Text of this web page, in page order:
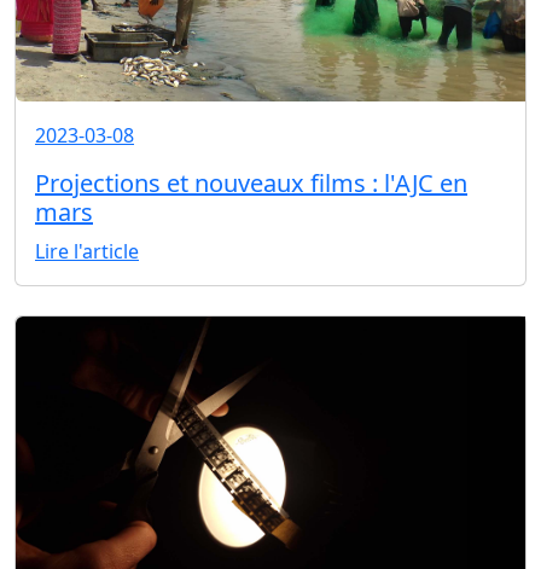
2023-03-08
Projections et nouveaux films : l'AJC en
mars
Lire l'article